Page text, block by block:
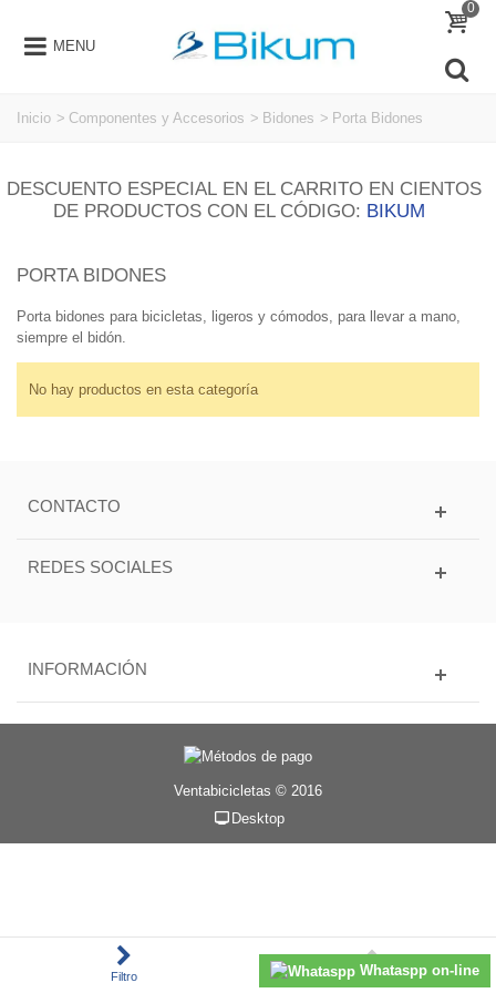
MENU
0
Inicio > Componentes y Accesorios > Bidones > Porta Bidones
DESCUENTO ESPECIAL EN EL CARRITO EN CIENTOS
DE PRODUCTOS CON EL CÓDIGO: BIKUM
PORTA BIDONES
Porta bidones para bicicletas, ligeros y cómodos, para llevar a mano,
siempre el bidón.
No hay productos en esta categoría
CONTACTO
REDES SOCIALES
INFORMACIÓN
Whataspp on-line
Ventabicicletas © 2016
Desktop
Filtro Subir